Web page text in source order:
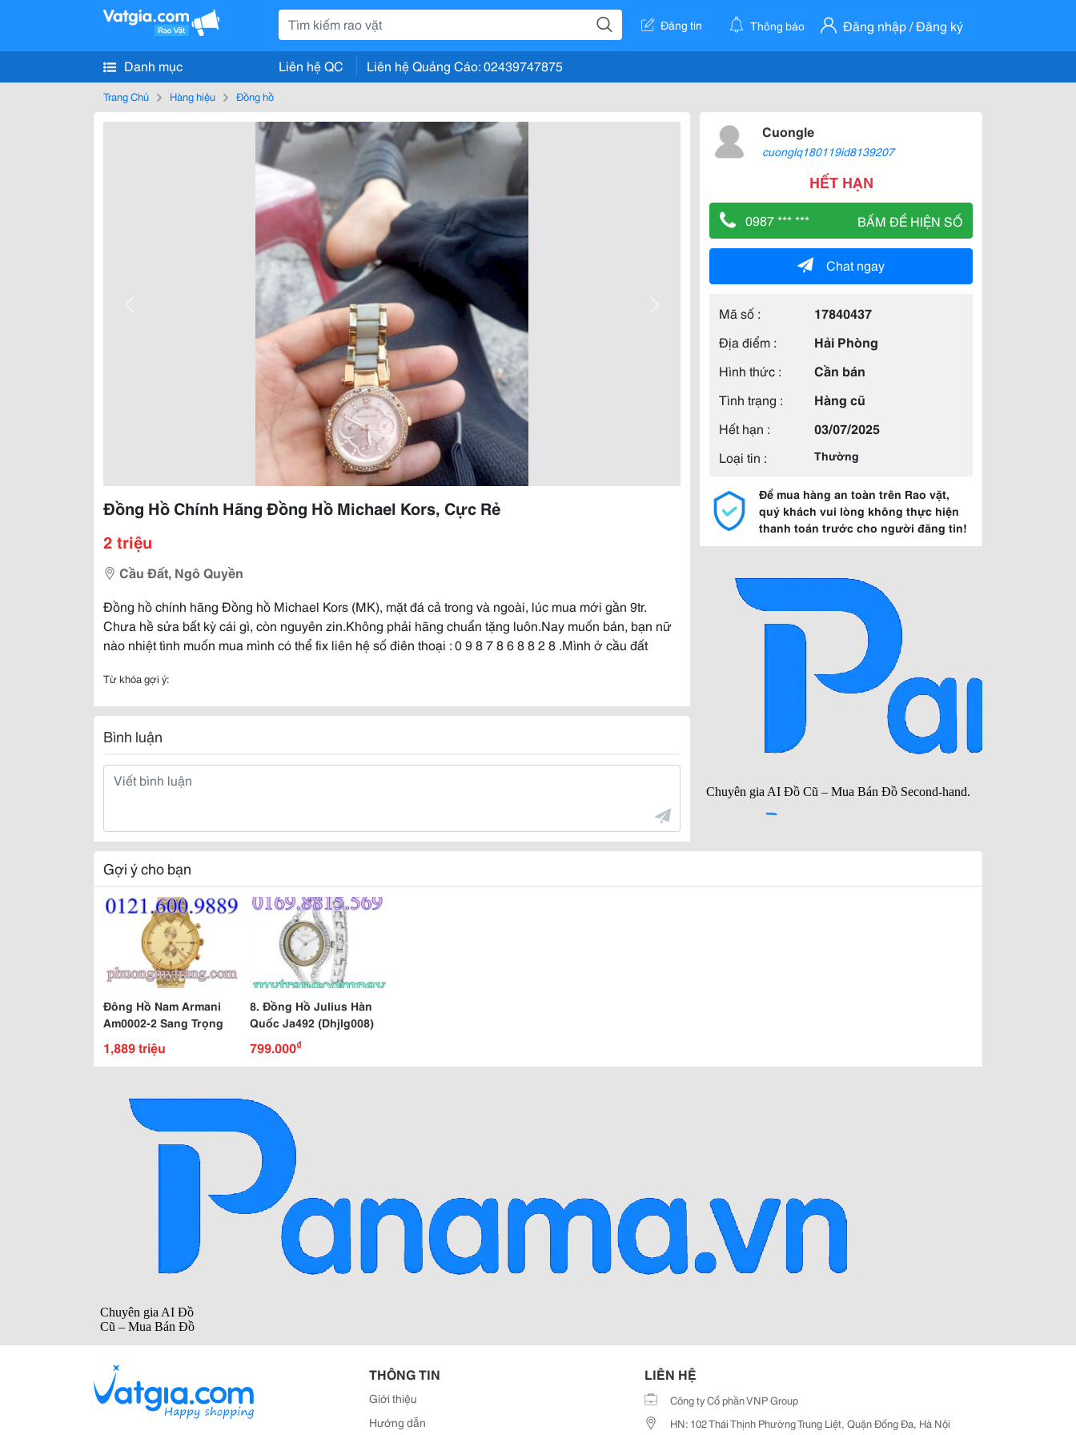
Đăng tin Thông báo Đăng nhập / Đăng ký
Danh mục Liên hệ QC Liên hệ Quảng Cáo: 02439747875
Trang Chủ Hàng hiệu Đồng hồ
Đồng Hồ Chính Hãng Đồng Hồ Michael Kors, Cực Rẻ
2 triệu
Cầu Đất, Ngô Quyền
Đồng hồ chính hãng Đồng hồ Michael Kors (MK), mặt đá cả trong và ngoài, lúc mua mới gần 9tr.
Chưa hề sửa bất kỳ cái gì, còn nguyên zin.Không phải hãng chuẩn tặng luôn.Nay muốn bán, bạn nữ
nào nhiệt tình muốn mua mình có thể fix liên hệ số điên thoại : 0 9 8 7 8 6 8 8 2 8 .Mình ở cầu đất
Từ khóa gợi ý:
Bình luận
Cuongle
cuonglq180119id8139207
HẾT HẠN
0987 *** *** BẤM ĐỂ HIỆN SỐ
Chat ngay
Mã số :
17840437
Địa điểm :
Hải Phòng
Hình thức :
Cần bán
Tình trạng :
Hàng cũ
Hết hạn :
03/07/2025
Loại tin :
Thường
Để mua hàng an toàn trên Rao vặt,
quý khách vui lòng không thực hiện
thanh toán trước cho người đăng tin!
Gợi ý cho bạn
Đông Hồ Nam Armani
Am0002-2 Sang Trọng
1,889 triệu
8. Đồng Hồ Julius Hàn
Quốc Ja492 (Dhjlg008)
799.000₫
THÔNG TIN
Giới thiệu
Hướng dẫn
LIÊN HỆ
Công ty Cổ phần VNP Group
HN: 102 Thái Thịnh Phường Trung Liệt, Quận Đống Đa, Hà Nội